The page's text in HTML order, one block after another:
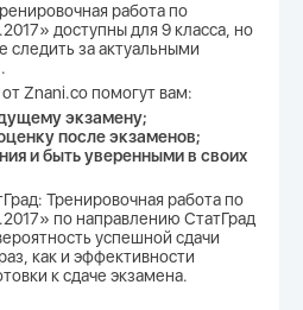
работа по
доступны для 9 класса, но
следить за актуальными
Znani.co помогут вам:
экзамену;
после экзаменов;
и быть уверенными в своих
Тренировочная работа по
по направлению СтатГрад
успешной сдачи
как и эффективности
к сдаче экзамена.